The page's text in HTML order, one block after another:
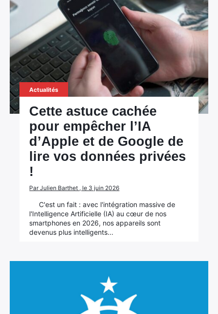
Actualités
Cette astuce cachée
pour empêcher l’IA
d’Apple et de Google de
lire vos données privées
!
Par Julien Barthet , le 3 juin 2026
C'est un fait : avec l'intégration massive de
l'Intelligence Artificielle (IA) au cœur de nos
smartphones en 2026, nos appareils sont
devenus plus intelligents...